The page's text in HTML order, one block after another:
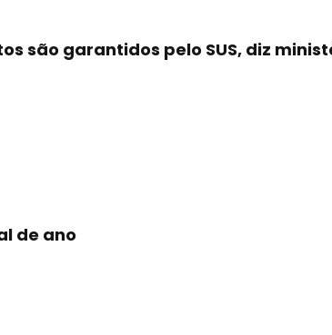
são garantidos pelo SUS, diz
de ano